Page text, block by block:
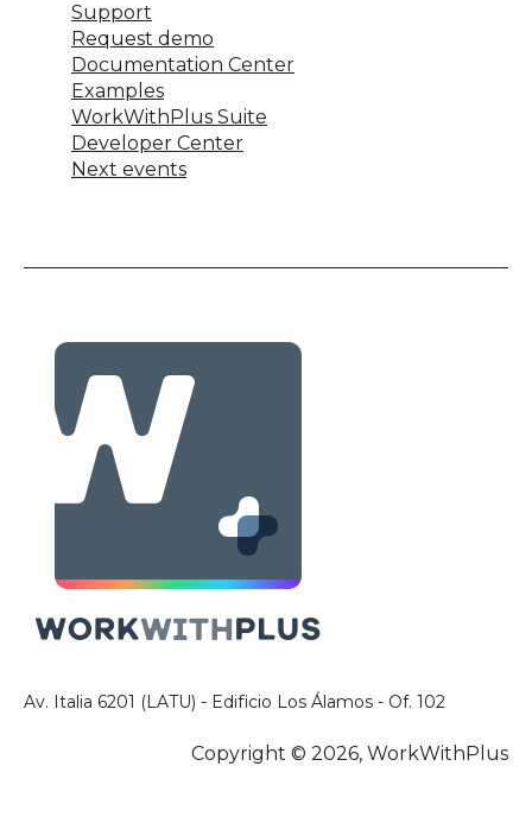
Support
Request demo
Documentation Center
Examples
WorkWithPlus Suite
Developer Center
Next events
Av. Italia 6201 (LATU) - Edificio Los Álamos - Of. 102
Copyright © 2026, WorkWithPlus